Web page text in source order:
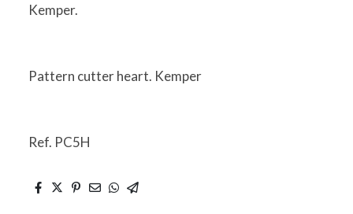
Kemper.
Pattern cutter heart. Kemper
Ref. PC5H